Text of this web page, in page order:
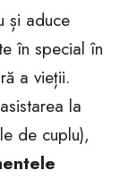
și aduce
în special în
a vieții.
la
de cuplu),